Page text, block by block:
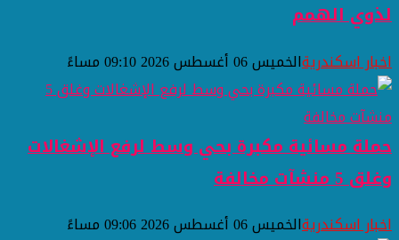
لذوي الهمم
اخبار اسكندريةالخميس 06 أغسطس 2026 09:10 مساءً
حملة مسائية مكبرة بحي وسط لرفع الإشغالات
وغلق 5 منشآت مخالفة
اخبار اسكندريةالخميس 06 أغسطس 2026 09:06 مساءً